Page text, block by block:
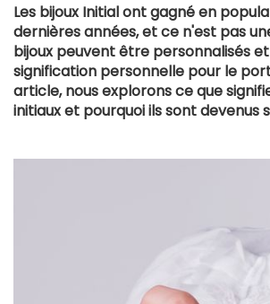
Les bijoux Initial ont gagné en
dernières années, et ce n'est pas
bijoux peuvent être personnalisés
signification personnelle pour le
article, nous explorons ce que
initiaux et pourquoi ils sont devenus